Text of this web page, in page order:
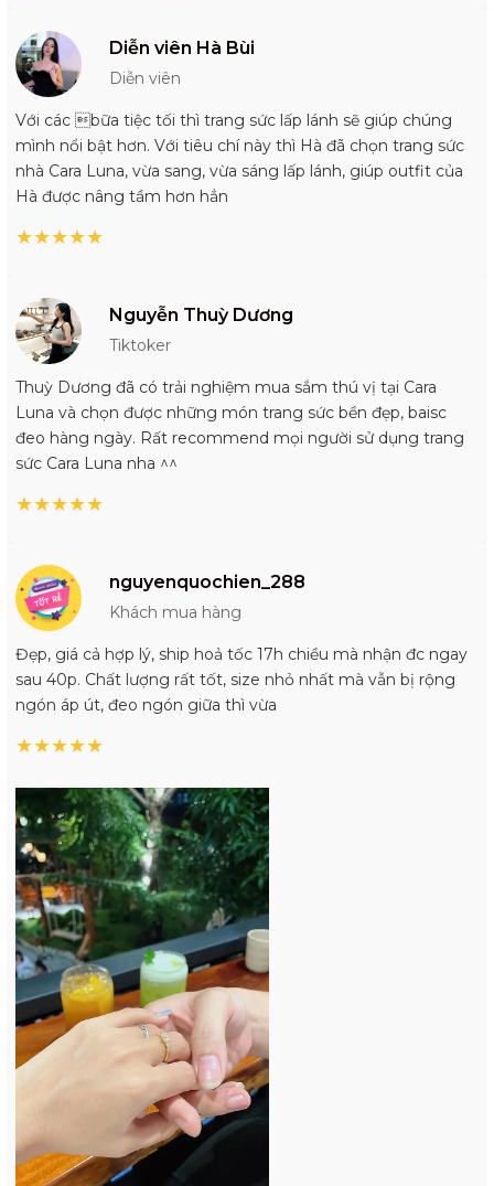
Diễn viên Hà Bùi
Diễn viên
Với các bữa tiệc tối thì trang sức lấp lánh sẽ giúp chúng
mình nổi bật hơn. Với tiêu chí này thì Hà đã chọn trang sức
nhà Cara Luna, vừa sang, vừa sáng lấp lánh, giúp outfit của
Hà được nâng tầm hơn hẳn
★★★★★
Nguyễn Thuỳ Dương
Tiktoker
Thuỳ Dương đã có trải nghiệm mua sắm thú vị tại Cara
Luna và chọn được những món trang sức bền đẹp, baisc
đeo hàng ngày. Rất recommend mọi người sử dụng trang
sức Cara Luna nha ^^
★★★★★
nguyenquochien_288
Khách mua hàng
Đẹp, giá cả hợp lý, ship hoả tốc 17h chiều mà nhận đc ngay
sau 40p. Chất lượng rất tốt, size nhỏ nhất mà vẫn bị rộng
ngón áp út, đeo ngón giữa thì vừa
★★★★★